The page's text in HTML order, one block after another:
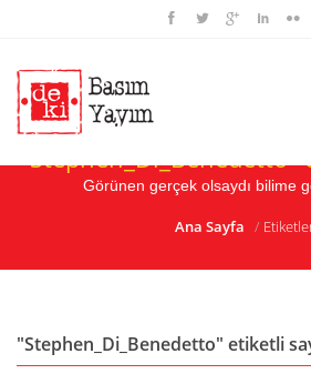
"Stephen_Di_Benedetto"
Görünen gerçek olsaydı bilime
Ana Sayfa
"Stephen_Di_Benedetto" etiketli